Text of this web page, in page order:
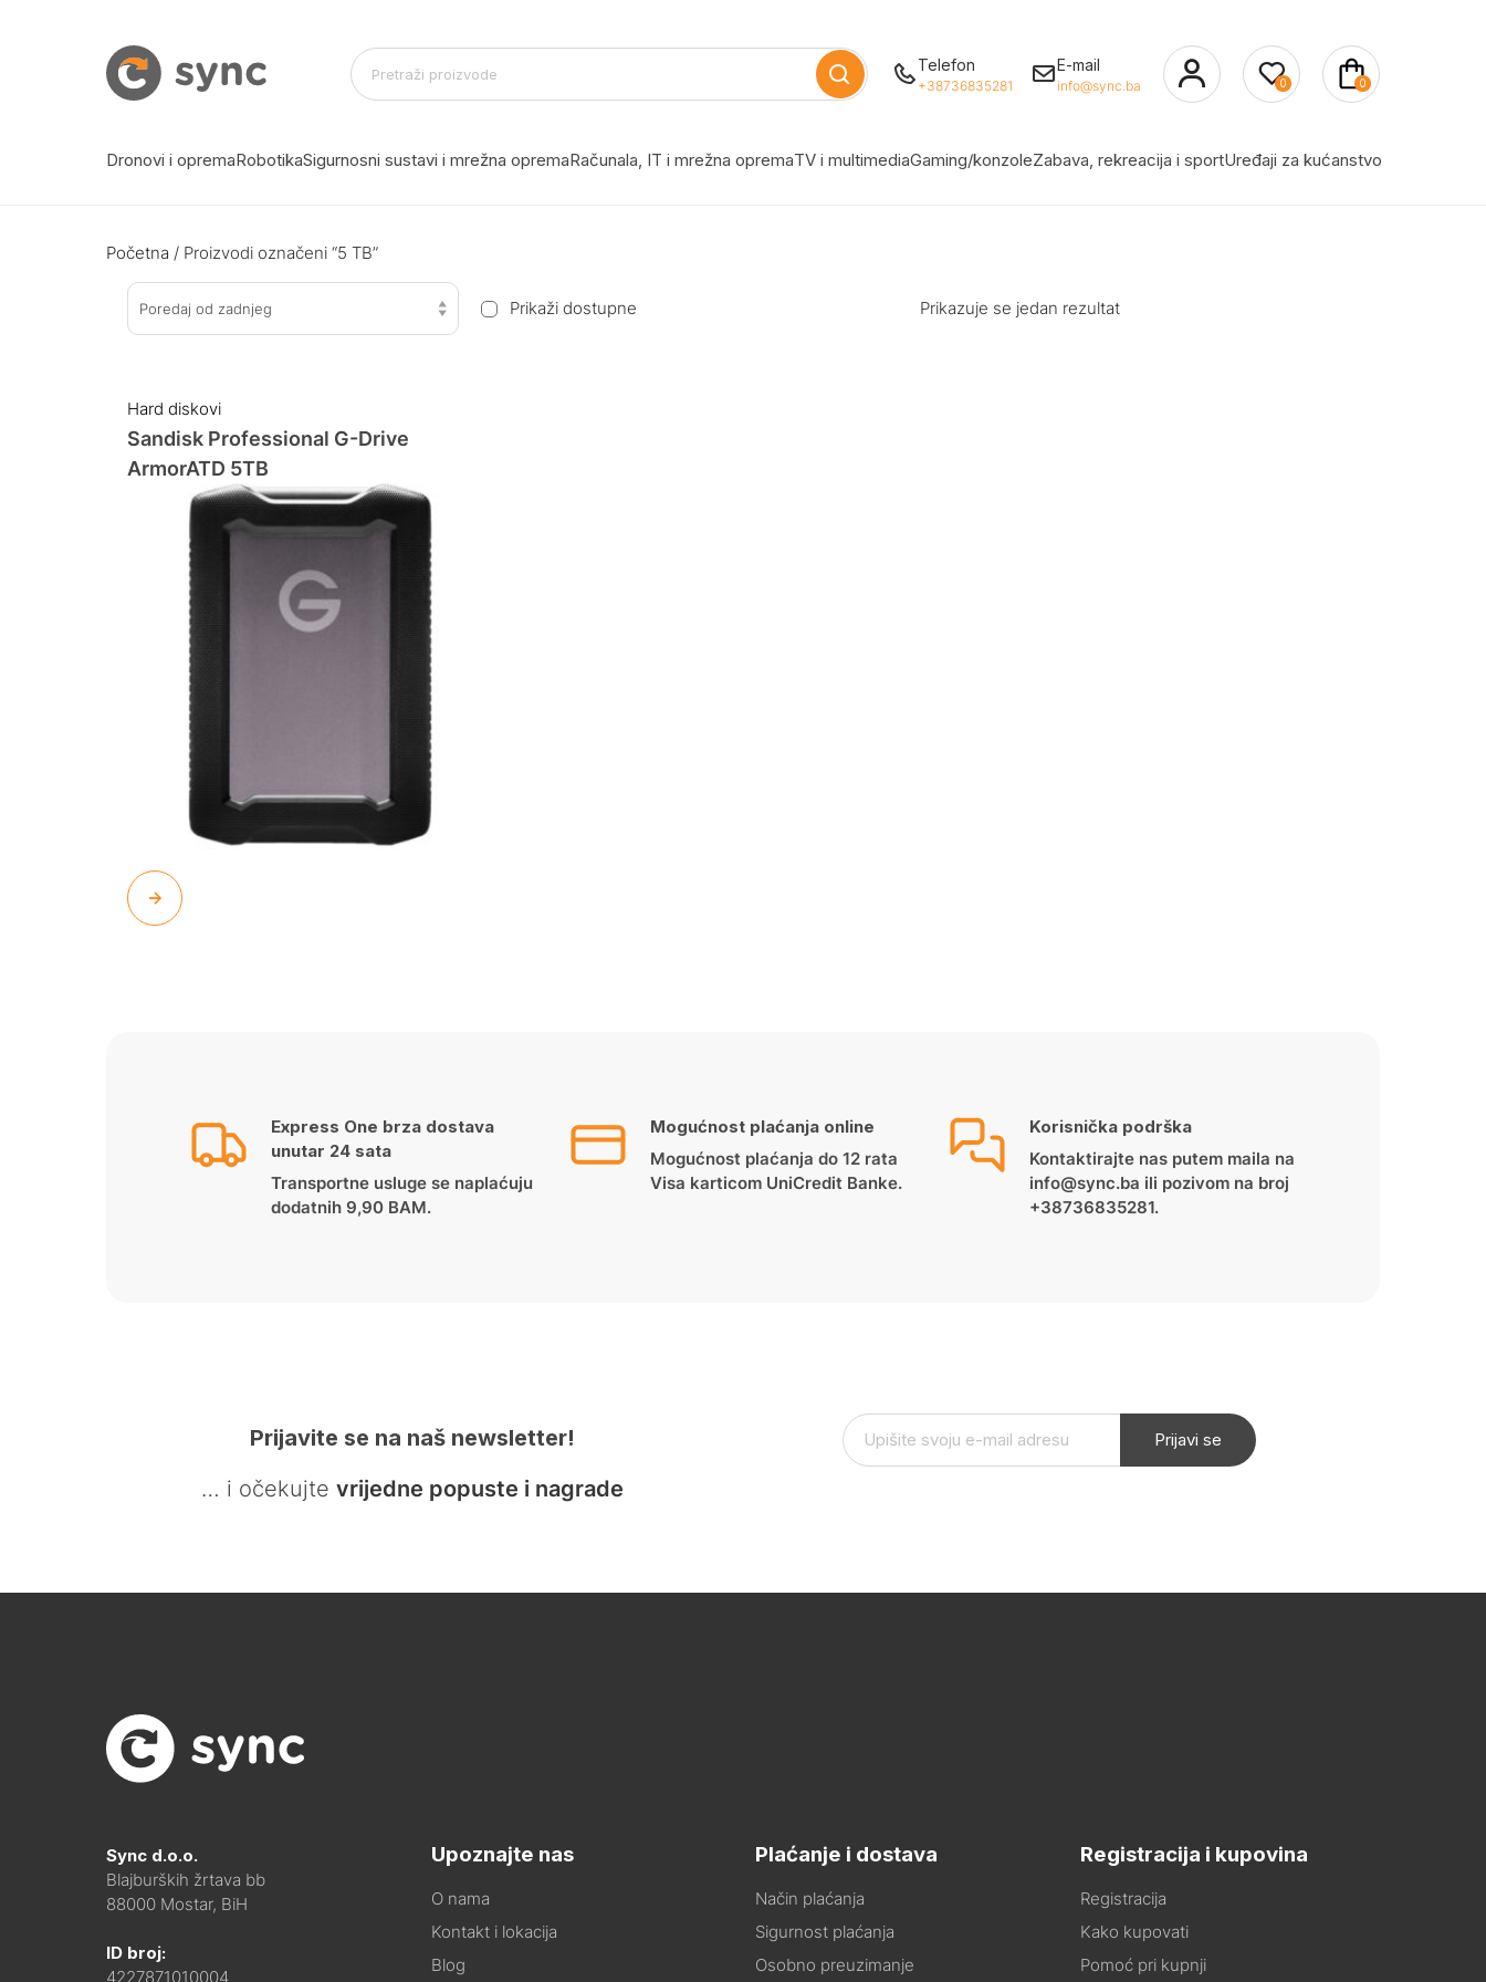
Telefon
+38736835281
E-mail
info@sync.ba 0 0
Dronovi i opremaRobotikaSigurnosni sustavi i mrežna opremaRačunala, IT i mrežna opremaTV i multimediaGaming/konzoleZabava, rekreacija i sportUređaji za kućanstvo
Početna / Proizvodi označeni “5 TB”
Poredaj od zadnjeg Prikaži dostupne Prikazuje se jedan rezultat
Hard diskovi
Sandisk Professional G-Drive
ArmorATD 5TB
Express One brza dostava
unutar 24 sata
Transportne usluge se naplaćuju
dodatnih 9,90 BAM.
Mogućnost plaćanja online
Mogućnost plaćanja do 12 rata
Visa karticom UniCredit Banke.
Korisnička podrška
Kontaktirajte nas putem maila na
info@sync.ba ili pozivom na broj
+38736835281.
Prijavite se na naš newsletter!
… i očekujte vrijedne popuste i nagrade
Prijavi se
Sync d.o.o.
Blajburških žrtava bb
88000 Mostar, BiH
ID broj:
4227871010004
Upoznajte nas
O nama
Kontakt i lokacija
Blog
Plaćanje i dostava
Način plaćanja
Sigurnost plaćanja
Osobno preuzimanje
Registracija i kupovina
Registracija
Kako kupovati
Pomoć pri kupnji